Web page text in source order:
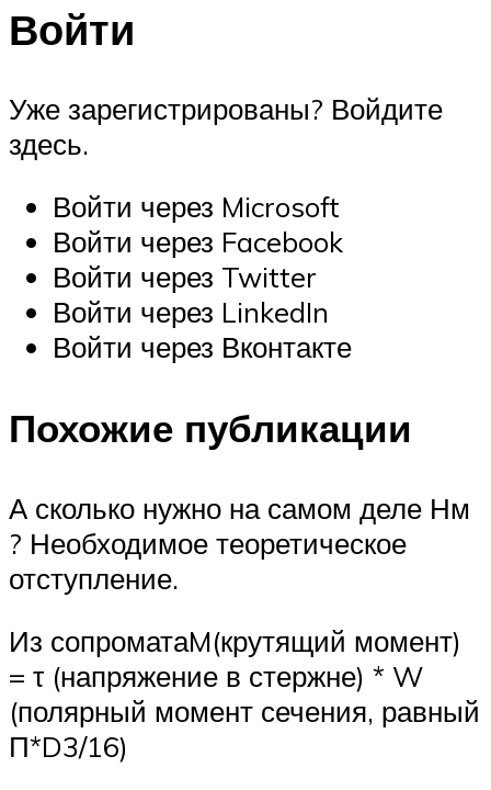
Войти
Уже зарегистрированы? Войдите
здесь.
Войти через Microsoft
Войти через Facebook
Войти через Twitter
Войти через LinkedIn
Войти через Вконтакте
Похожие публикации
А сколько нужно на самом деле Нм
? Необходимое теоретическое
отступление.
Из сопроматаM(крутящий момент)
= τ (напряжение в стержне) * W
(полярный момент сечения, равный
Π*D3/16)